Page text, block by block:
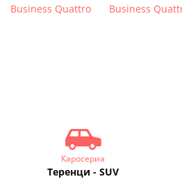
Каросериа
Теренци - SUV